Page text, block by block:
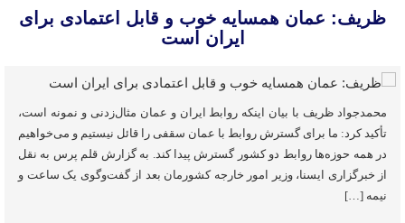
ظریف: عمان همسایه خوب و قابل اعتمادی برای
ایران است
محمدجواد ظریف با بیان اینکه روابط ایران و عمان مثال‌زدنی و نمونه است،
تأکید کرد: ما برای گسترش روابط با عمان سقفی را قائل نیستیم و می‌خواهیم
در همه حوزه‌ها روابط دو کشور گسترش پیدا کند. به گزارش قلم پرس به نقل
از خبرگزاری ایسنا، وزیر امور خارجه کشورمان بعد از گفت‌وگوی یک ساعت و
نیمه […]